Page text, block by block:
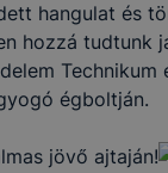
hangulat és
hozzá tudtunk
Technikum
égboltján.
jövő ajtaján!